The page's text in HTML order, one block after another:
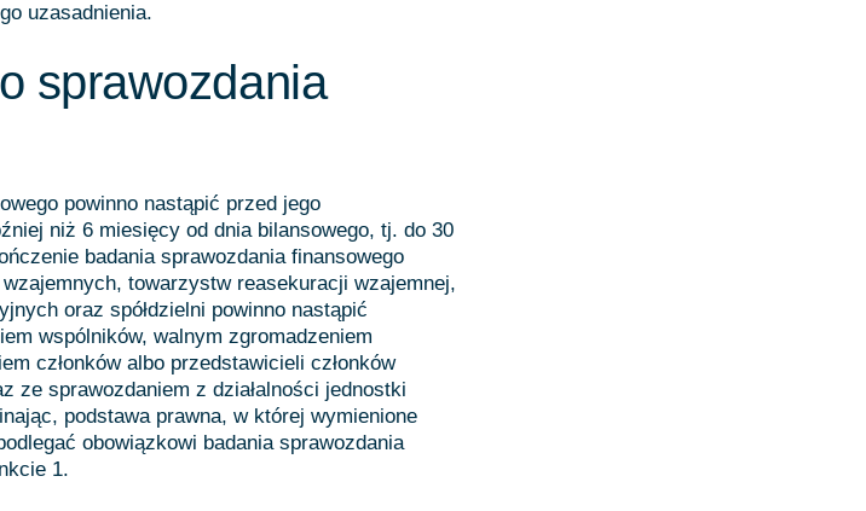
uzasadnienia.
sprawozdania
powinno nastąpić przed jego
niż 6 miesięcy od dnia bilansowego, tj. do 30
badania sprawozdania finansowego
towarzystw reasekuracji wzajemnej,
oraz spółdzielni powinno nastąpić
wspólników, walnym zgromadzeniem
członków albo przedstawicieli członków
ze sprawozdaniem z działalności jednostki
podstawa prawna, w której wymienione
obowiązkowi badania sprawozdania
1.